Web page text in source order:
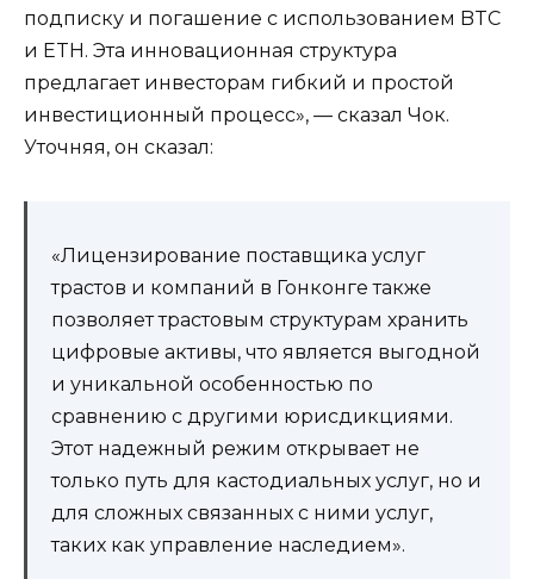
подписку и погашение с использованием BTC
и ETH. Эта инновационная структура
предлагает инвесторам гибкий и простой
инвестиционный процесс», — сказал Чок.
Уточняя, он сказал:
«Лицензирование поставщика услуг
трастов и компаний в Гонконге также
позволяет трастовым структурам хранить
цифровые активы, что является выгодной
и уникальной особенностью по
сравнению с другими юрисдикциями.
Этот надежный режим открывает не
только путь для кастодиальных услуг, но и
для сложных связанных с ними услуг,
таких как управление наследием».